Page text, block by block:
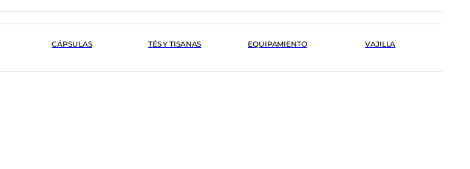
CÁPSULAS TÉS Y TISANAS EQUIPAMIENTO VAJILLA